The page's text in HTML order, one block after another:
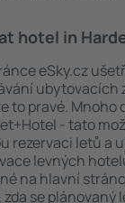
hotel in
eSky.cz
ubytovacích
to pravé. Mnoho
- tato
rezervaci letů a
levných
na hlavní
zda se